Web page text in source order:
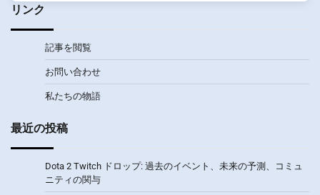
リンク
記事を閲覧
お問い合わせ
私たちの物語
最近の投稿
Dota 2 Twitch ドロップ: 過去のイベント、未来の予測、コミュ
ニティの関与